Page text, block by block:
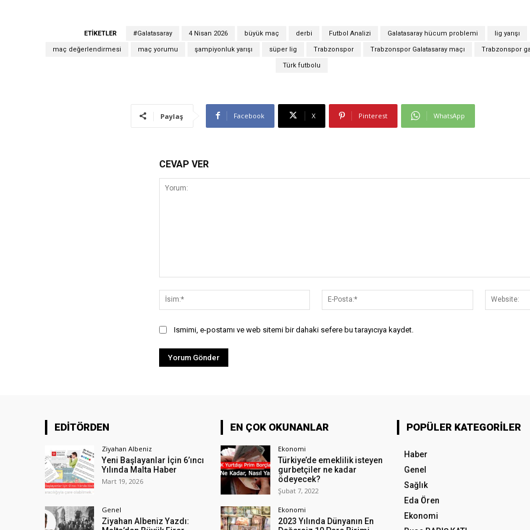
ETIKETLER #Galatasaray 4 Nisan 2026 büyük maç derbi Futbol Analizi Galatasaray hücum problemi lig yarışı
maç değerlendirmesi maç yorumu şampiyonluk yarışı süper lig Trabzonspor Trabzonspor Galatasaray maçı Trabzonspor
Türk futbolu
Paylaş Facebook X Pinterest WhatsApp
CEVAP VER
İsim:*
Posta:*
Ismimi, e-postamı ve web sitemi bir dahaki sefere bu tarayıcıya kaydet.
EDİTÖRDEN
Ziyahan Albeniz
Yeni Başlayanlar İçin 6’ıncı
Yılında Malta Haber
Mart 19, 2026
Genel
Ziyahan Albeniz Yazdı:
EN ÇOK OKUNANLAR
Ekonomi
Türkiye’de emeklilik isteyen
gurbetçiler ne kadar
ödeyecek?
Şubat 7, 2022
Ekonomi
2023 Yılında Dünyanın En
POPÜLER KATEGORILER
Haber
Genel
Sağlık
Eda Ören
Ekonomi